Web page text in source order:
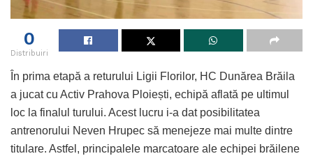
0
Distribuiri
În prima etapă a returului Ligii Florilor, HC Dunărea Brăila
a jucat cu Activ Prahova Ploiești, echipă aflată pe ultimul
loc la finalul turului. Acest lucru i-a dat posibilitatea
antrenorului Neven Hrupec să menejeze mai multe dintre
titulare. Astfel, principalele marcatoare ale echipei brăilene